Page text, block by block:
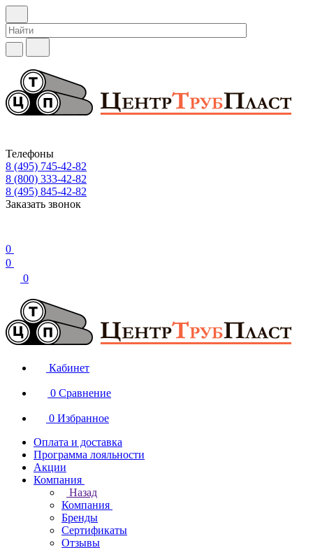
Телефоны
8 (495) 745-42-82
8 (800) 333-42-82
8 (495) 845-42-82
Заказать звонок
0
0
0
Кабинет
0 Сравнение
0 Избранное
Оплата и доставка
Программа лояльности
Акции
Компания
Назад
Компания
Бренды
Сертификаты
Отзывы